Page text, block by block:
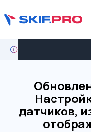
датчиков,